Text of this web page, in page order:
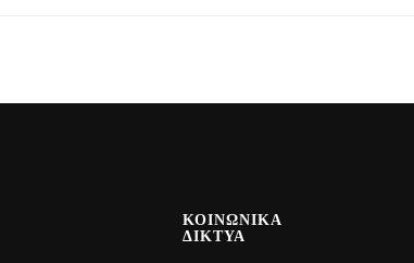
ΚΟΙΝΩΝΙΚΑ
ΔΙΚΤΥΑ